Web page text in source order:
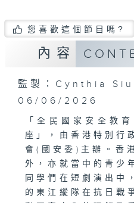
您喜歡這個節目嗎?
內容
監製：Cynthia Siu
06/06/2026
「全民國家安全教
座」，由香港特別行
會(國安委)主辦。香
外，亦就當中的青少
同學們在短劇演出中
的東江縱隊在抗日戰